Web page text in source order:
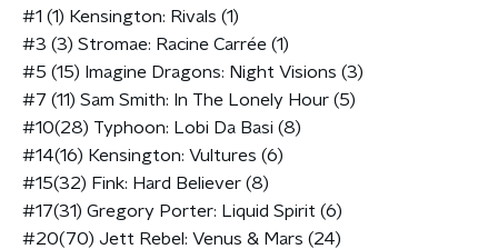
#1 (1) Kensington: Rivals (1)
#3 (3) Stromae: Racine Carrée (1)
#5 (15) Imagine Dragons: Night Visions (3)
#7 (11) Sam Smith: In The Lonely Hour (5)
#10(28) Typhoon: Lobi Da Basi (8)
#14(16) Kensington: Vultures (6)
#15(32) Fink: Hard Believer (8)
#17(31) Gregory Porter: Liquid Spirit (6)
#20(70) Jett Rebel: Venus & Mars (24)